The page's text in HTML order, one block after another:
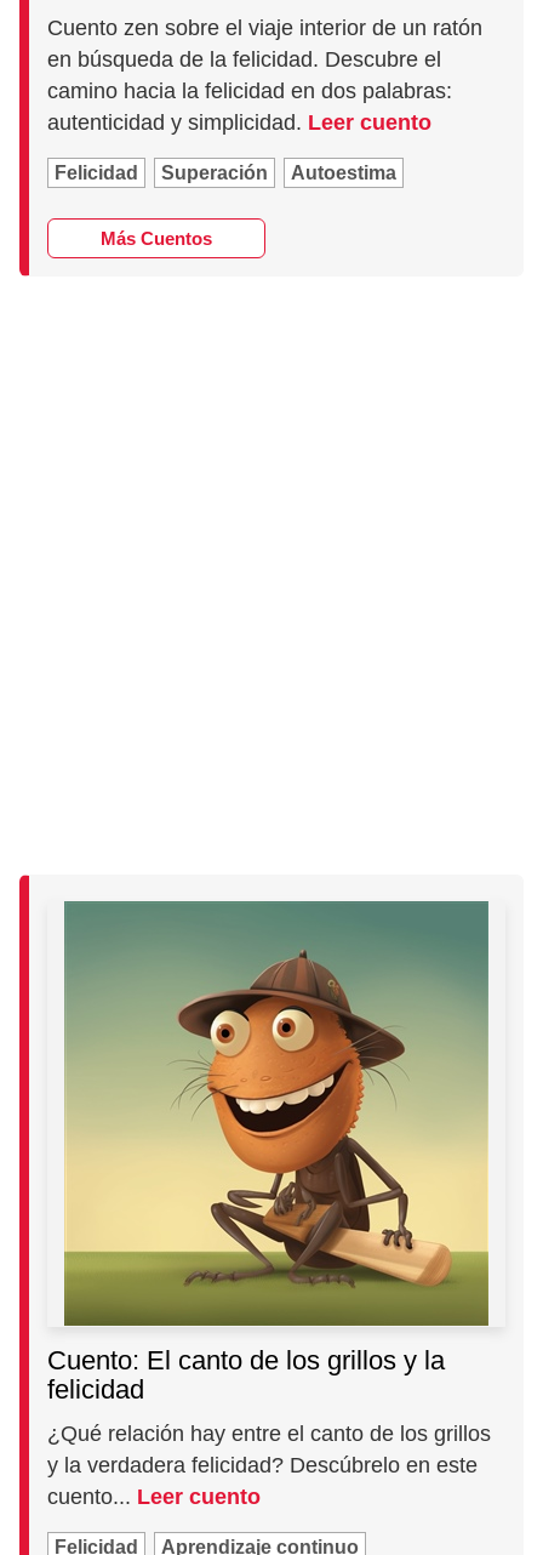
Cuento zen sobre el viaje interior de un ratón
en búsqueda de la felicidad. Descubre el
camino hacia la felicidad en dos palabras:
autenticidad y simplicidad. Leer cuento
Felicidad Superación Autoestima
Más Cuentos
Cuento: El canto de los grillos y la
felicidad
¿Qué relación hay entre el canto de los grillos
y la verdadera felicidad? Descúbrelo en este
cuento... Leer cuento
Felicidad Aprendizaje continuo